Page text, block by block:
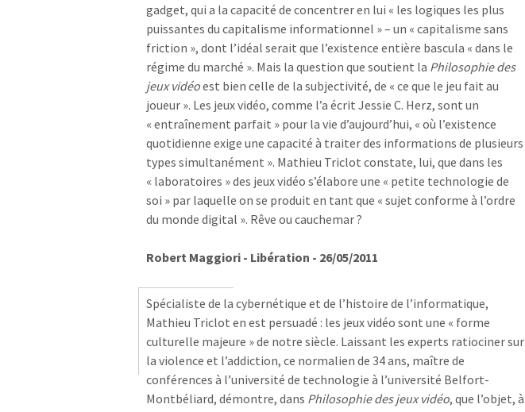
gadget, qui a la capacité de concentrer en lui « les logiques les plus
puissantes du capitalisme informationnel » – un « capitalisme sans
friction », dont l’idéal serait que l’existence entière bascula « dans le
régime du marché ». Mais la question que soutient la Philosophie des
jeux vidéoest bien celle de la subjectivité, de « ce que le jeu fait au
joueur ». Les jeux vidéo, comme l’a écrit Jessie C. Herz, sont un
« entraînement parfait » pour la vie d’aujourd’hui, « où l’existence
quotidienne exige une capacité à traiter des informations de plusieurs
types simultanément ». Mathieu Triclot constate, lui, que dans les
« laboratoires » des jeux vidéo s’élabore une « petite technologie de
soi » par laquelle on se produit en tant que « sujet conforme à l’ordre
du monde digital ». Rêve ou cauchemar ?
Robert Maggiori - Libération - 26/05/2011
Spécialiste de la cybernétique et de l’histoire de l’informatique,
Mathieu Triclot en est persuadé : les jeux vidéo sont une « forme
culturelle majeure » de notre siècle. Laissant les experts ratiociner sur
la violence et l’addiction, ce normalien de 34 ans, maître de
conférences à l’université de technologie à l’université Belfort-
Montbéliard, démontre, dans Philosophie des jeux vidéo, que l’objet, à